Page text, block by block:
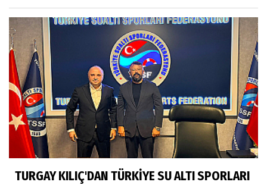
TURGAY KILIÇ'DAN TÜRKİYE SU ALTI SPORLARI